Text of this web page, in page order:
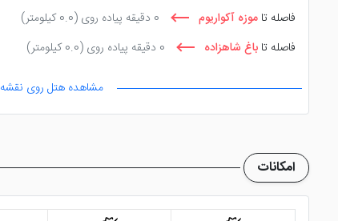
فاصله تا موزه آکواریوم 0 دقیقه پیاده روی
(0.0 کیلومتر)
فاصله تا باغ شاهزاده 0 دقیقه پیاده روی (0.0 کیلومتر)
مشاهده هتل روی نقشه
امکانات